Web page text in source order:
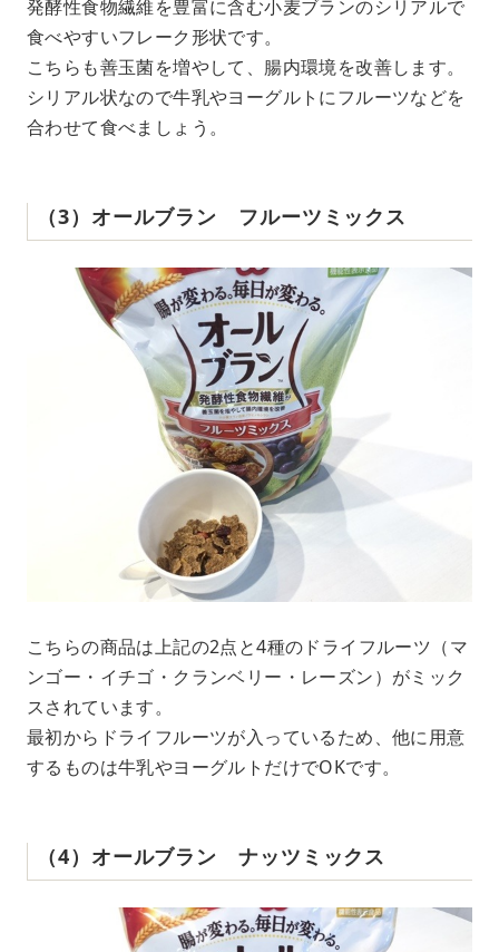
発酵性食物繊維を豊富に含む小麦ブランのシリアルで
食べやすいフレーク形状です。
こちらも善玉菌を増やして、腸内環境を改善します。
シリアル状なので牛乳やヨーグルトにフルーツなどを
合わせて食べましょう。
（3）オールブラン フルーツミックス
こちらの商品は上記の2点と4種のドライフルーツ（マ
ンゴー・イチゴ・クランベリー・レーズン）がミック
スされています。
最初からドライフルーツが入っているため、他に用意
するものは牛乳やヨーグルトだけでOKです。
（4）オールブラン ナッツミックス